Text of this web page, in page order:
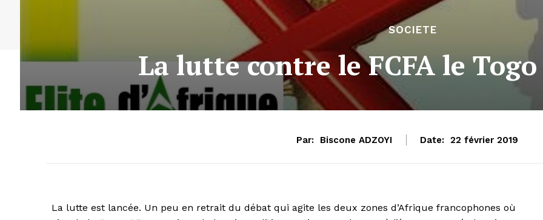
SOCIETE
La lutte contre le FCFA le
Par: Biscone ADZOYI Date: 22 février 2019
La lutte est lancée. Un peu en retrait du débat qui agite les deux zones d’Afrique francophones où